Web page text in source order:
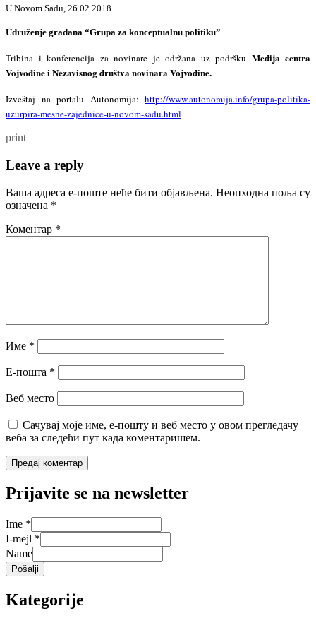
U Novom Sadu, 26.02.2018.
Udruženje građana “Grupa za konceptualnu politiku”
Tribina i konferencija za novinare je održana uz podršku Medija centra
Vojvodine i Nezavisnog društva novinara Vojvodine.
Izveštaj na portalu Autonomija: http://www.autonomija.info/grupa-politika-
uzurpira-mesne-zajednice-u-novom-sadu.html
print
Leave a reply
Ваша адреса е-поште неће бити објављена. Неопходна поља су
означена *
Коментар *
Име *
Е-пошта *
Веб место
Сачувај моје име, е-пошту и веб место у овом прегледачу
веба за следећи пут када коментаришем.
Prijavite se na newsletter
Ime *
I-mejl *
Name
Pošalji
Kategorije